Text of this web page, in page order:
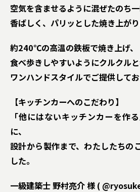
空気を含ませるように混ぜたのち一
香ばしく、パリッとした焼き上がり
約240℃の高温の鉄板で焼き上げ、
食べ歩きしやすいようにクルクル
ワンハンドスタイルでご提供してお
【キッチンカーへのこだわり】
「他にはないキッチンカーを作
に、
設計から製作まで、わたしたちの
した。
一級建築士 野村亮介 様 (